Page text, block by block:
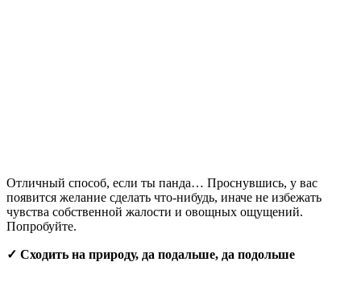
Отличный способ, если ты панда… Проснувшись, у вас
появится желание сделать что-нибудь, иначе не избежать
чувства собственной жалости и овощных ощущений.
Попробуйте.
✓ Сходить на природу, да подальше, да подольше